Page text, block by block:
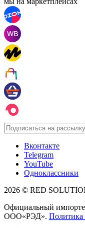
Вконтакте
Telegram
YouTube
Одноклассники
2026 © RED
Официальный
OOO«РЭД». Политика